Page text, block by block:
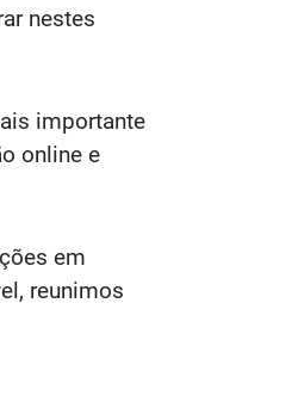
nestes
importante
online e
em
reunimos